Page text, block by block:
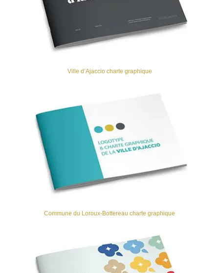
Ville d’Ajaccio charte graphique
Commune du Loroux-Bottereau charte graphique